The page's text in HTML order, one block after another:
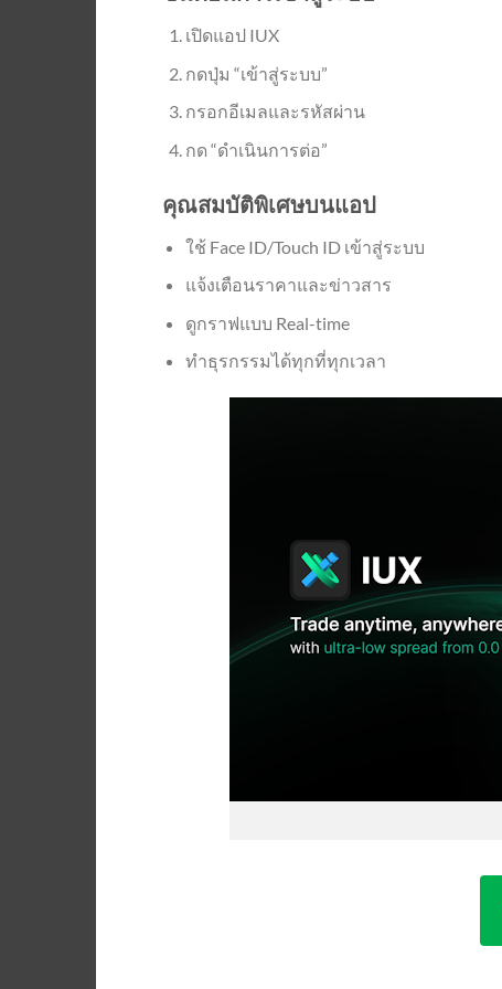
เปิดแอป IUX
กดปุ่ม “เข้าสู่ระบบ”
กรอกอีเมลและรหัสผ่าน
กด “ดำเนินการต่อ”
คุณสมบัติพิเศษบนแอป
ใช้ Face ID/Touch ID เข้าสู่ระบบ
แจ้งเตือนราคาและข่าวสาร
ดูกราฟแบบ Real-time
ทำธุรกรรมได้ทุกที่ทุกเวลา